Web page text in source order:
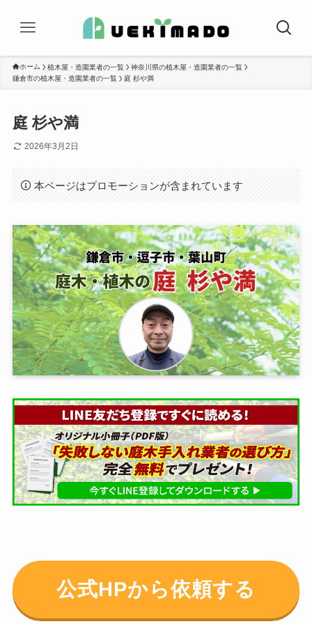
ホーム 植木屋・造園業者の一覧
神奈川県の植木屋・造園業者の一覧
鎌倉市の植木屋・造園業者の一覧
庭 杉や満
庭 杉や満
2026年3月2日
本ページはプロモーションが含まれています
公式HPから依頼する